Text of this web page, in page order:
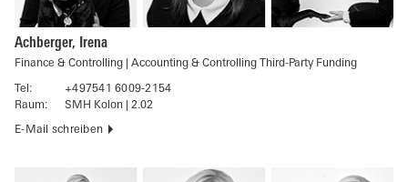
Achberger, Irena
Finance & Controlling | Accounting & Controlling Third-Party Funding
Tel:
+497541 6009-2154
Raum:
SMH Kolon | 2.02
E-Mail schreiben